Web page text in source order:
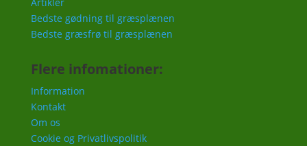
Bedste gødning til græsplænen
Bedste græsfrø til græsplænen
Flere infomationer:
Information
Kontakt
Om os
Cookie og Privatlivspolitik